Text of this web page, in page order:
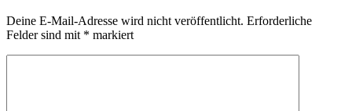
Deine E-Mail-Adresse wird nicht veröffentlicht. Erforderliche
Felder sind mit * markiert